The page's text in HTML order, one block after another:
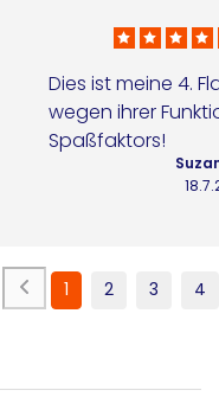
Dies ist meine 4.
wegen ihrer
Spaßfaktors!
1 2 3 4